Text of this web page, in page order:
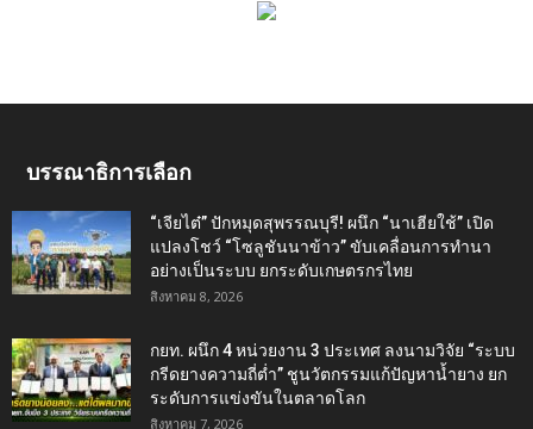
บรรณาธิการเลือก
“เจียไต๋” ปักหมุดสุพรรณบุรี! ผนึก “นาเฮียใช้” เปิด
แปลงโชว์ “โซลูชันนาข้าว” ขับเคลื่อนการทำนา
อย่างเป็นระบบ ยกระดับเกษตรกรไทย
สิงหาคม 8, 2026
กยท. ผนึก 4 หน่วยงาน 3 ประเทศ ลงนามวิจัย “ระบบ
กรีดยางความถี่ต่ำ” ชูนวัตกรรมแก้ปัญหาน้ำยาง ยก
ระดับการแข่งขันในตลาดโลก
สิงหาคม 7, 2026